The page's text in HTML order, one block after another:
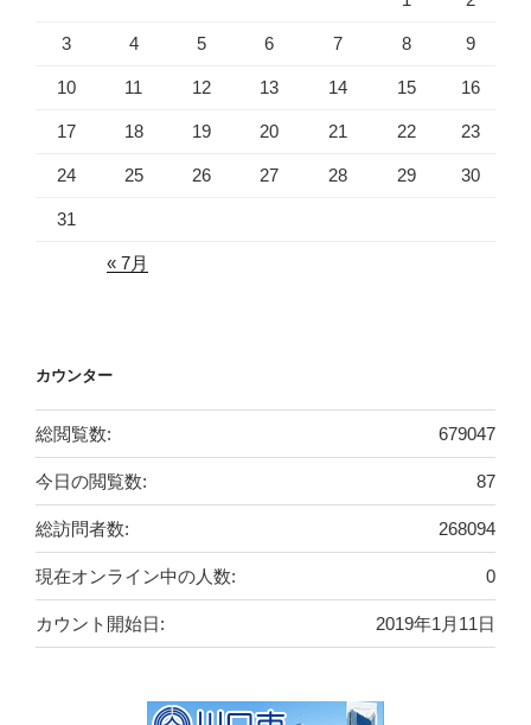
3 4 5 6 7 8 9
10 11 12 13 14 15 16
17 18 19 20 21 22 23
24 25 26 27 28 29 30
31
« 7月
カウンター
679047
総閲覧数:
87
今日の閲覧数:
268094
総訪問者数:
0
現在オンライン中の人数:
2019年1月11日
カウント開始日: